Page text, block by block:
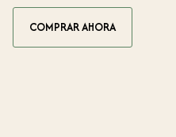
COMPRAR AHORA